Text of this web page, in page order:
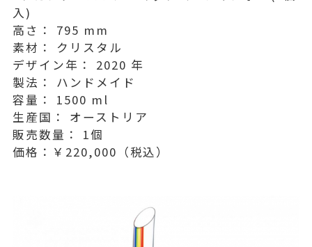
入)
高さ： 795 mm
素材： クリスタル
デザイン年： 2020 年
製法： ハンドメイド
容量： 1500 ml
生産国： オーストリア
販売数量： 1個
価格：￥220,000（税込）